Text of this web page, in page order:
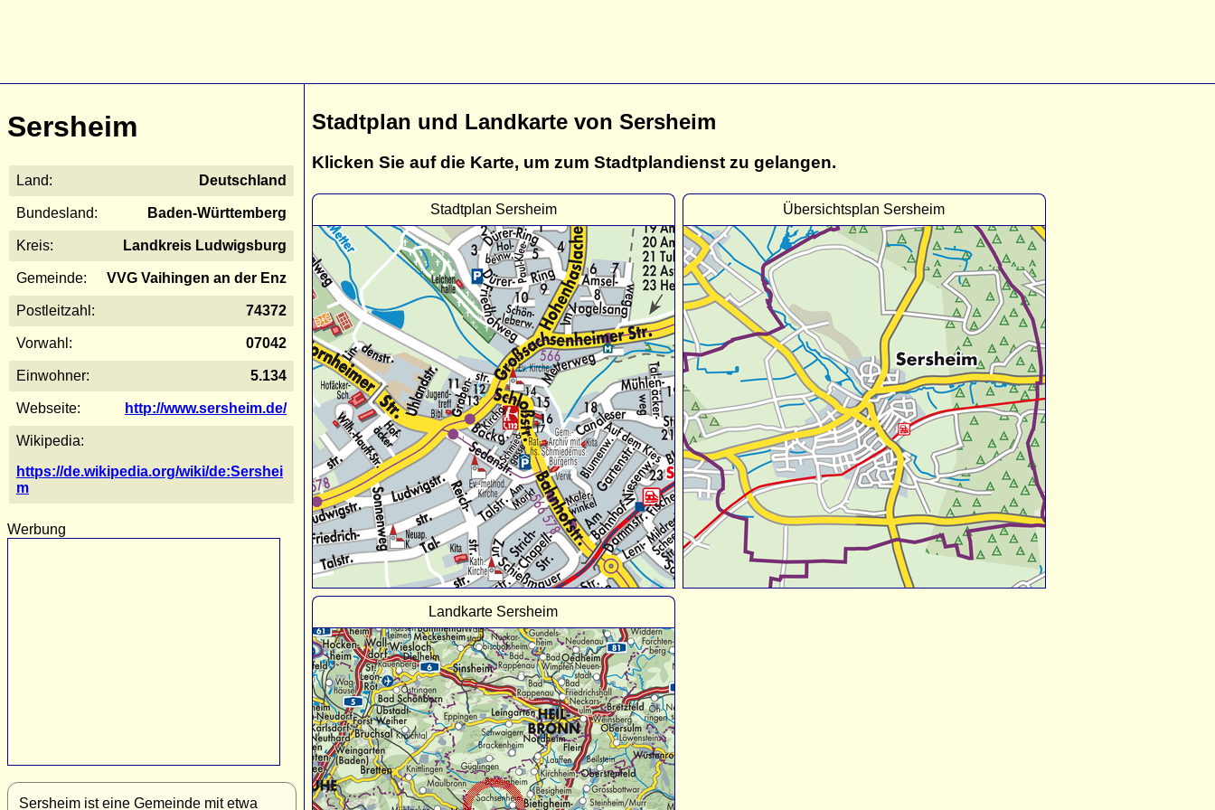
Sersheim
Land: Deutschland
Bundesland: Baden-Württemberg
Kreis: Landkreis Ludwigsburg
Gemeinde: VVG Vaihingen an der Enz
Postleitzahl: 74372
Vorwahl: 07042
Einwohner: 5.134
Webseite: http://www.sersheim.de/
Wikipedia:
https://de.wikipedia.org/wiki/de:Sershei
m
Werbung
Sersheim ist eine Gemeinde mit etwa
Stadtplan und Landkarte von Sersheim
Klicken Sie auf die Karte, um zum Stadtplandienst zu gelangen.
Stadtplan Sersheim Übersichtsplan Sersheim
Landkarte Sersheim